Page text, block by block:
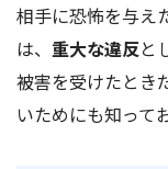
相手に恐怖を与え
は、 重大な違反と
被害を受けたとき
いためにも知って